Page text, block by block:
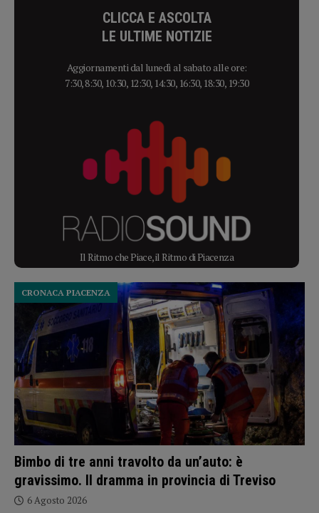
CLICCA E ASCOLTA
LE ULTIME NOTIZIE
Aggiornamenti dal lunedì al sabato alle ore:
7:30, 8:30, 10:30, 12:30, 14:30, 16:30, 18:30, 19:30
Il Ritmo che Piace, il Ritmo di Piacenza
Bimbo di tre anni travolto da un’auto: è
gravissimo. Il dramma in provincia di Treviso
CRONACA PIACENZA
6 Agosto 2026